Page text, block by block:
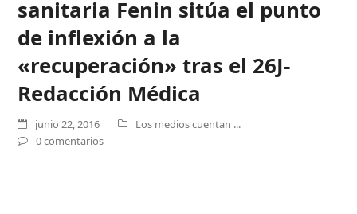
sanitaria Fenin sitúa el punto
de inflexión a la
«recuperación» tras el 26J-
Redacción Médica
junio 22, 2016
Los medios cuentan ...
0 comentarios